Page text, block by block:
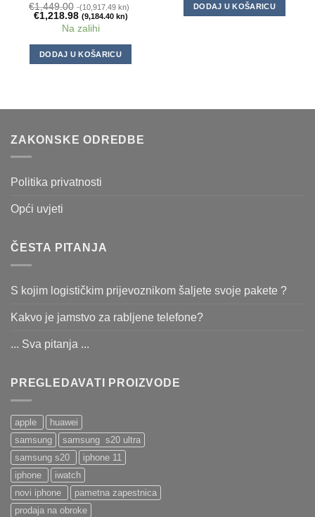
€1,449.00 (10,917.49 kn)
€1,218.98 (9,184.40 kn)
Na zalihi
DODAJ U KOŠARICU
DODAJ U KOŠARICU
ZAKONSKE ODREDBE
Politika privatnosti
Opći uvjeti
ČESTA PITANJA
S kojim logističkim prijevoznikom šaljete svoje pakete ?
Kakvo je jamstvo za rabljene telefone?
... Sva pitanja ...
PREGLEDAVATI PROIZVODE
apple
huawei
samsung
samsung s20 ultra
samsung s20
iphone 11
iphone
iwatch
novi iphone
pametna zapestnica
prodaja na obroke